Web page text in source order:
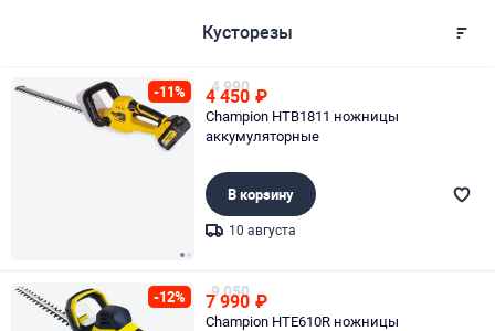
Кусторезы
-11% 4 990
4 450 ₽
Champion HTB1811 ножницы
аккумуляторные
В корзину
10 августа
-12% 9 050
7 990 ₽
Champion HTE610R ножницы